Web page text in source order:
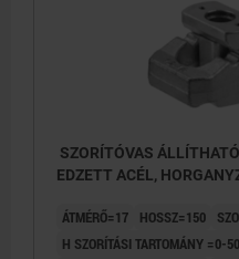
SZORÍTÓVAS
EDZETT ACÉL,
ÁTMÉRŐ=17 HOSSZ=150
H SZORÍTÁSI TARTOMÁNY =0-50